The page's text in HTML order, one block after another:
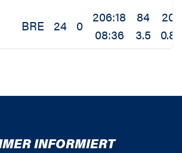
BRE 24 0
206:18
08:36
84
3.5
20
0.8
INFORMIERT